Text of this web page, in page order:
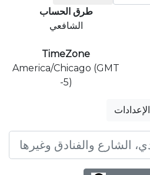
طرق الحساب
الشافعي
TimeZone
America/Chicago (GMT
-5)
الإعدادات